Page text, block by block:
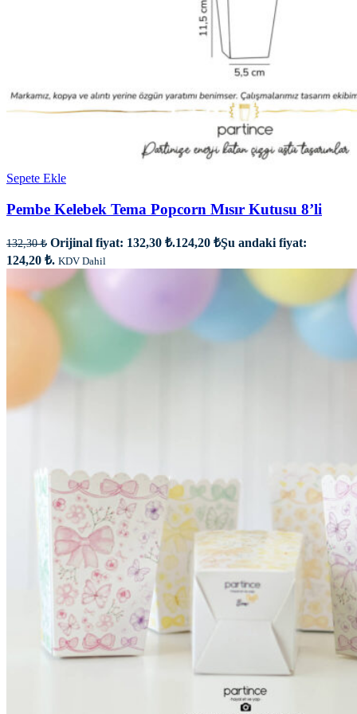
Sepete Ekle
Pembe Kelebek Tema Popcorn Mısır Kutusu 8’li
132,30₺ Orijinal fiyat: 132,30 ₺.124,20 ₺Şu andaki fiyat:
124,20 ₺. KDV Dahil